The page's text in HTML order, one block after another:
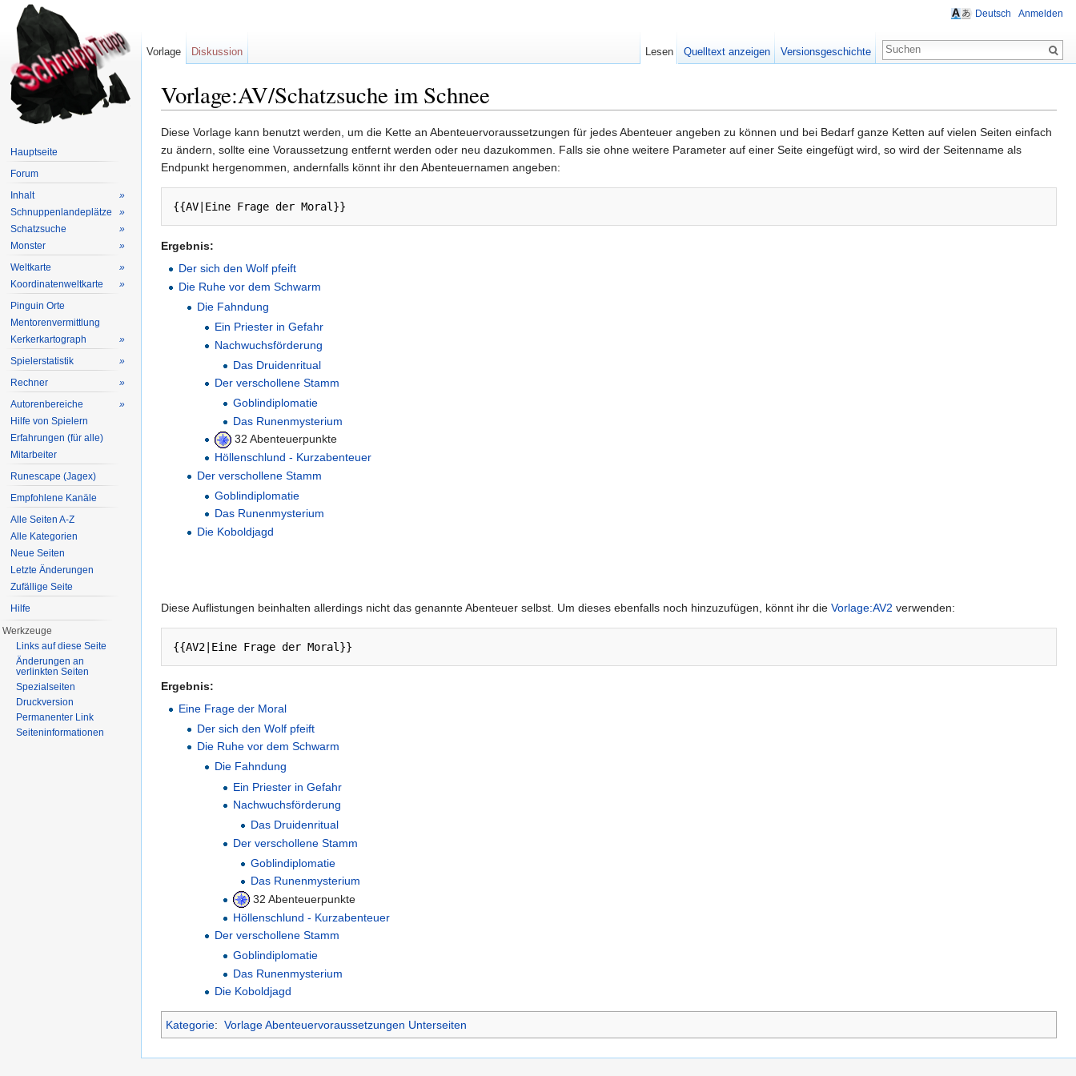
Vorlage:AV/Schatzsuche im Schnee
Diese Vorlage kann benutzt werden, um die Kette an Abenteuervoraussetzungen für jedes Abenteuer angeben zu können und bei Bedarf ganze Ketten auf vielen Seiten einfach
zu ändern, sollte eine Voraussetzung entfernt werden oder neu dazukommen. Falls sie ohne weitere Parameter auf einer Seite eingefügt wird, so wird der Seitenname als
Endpunkt hergenommen, andernfalls könnt ihr den Abenteuernamen angeben:
{{AV|Eine Frage der Moral}}
Ergebnis:
Der sich den Wolf pfeift
Die Ruhe vor dem Schwarm
Die Fahndung
Ein Priester in Gefahr
Nachwuchsförderung
Das Druidenritual
Der verschollene Stamm
Goblindiplomatie
Das Runenmysterium
32 Abenteuerpunkte
Höllenschlund - Kurzabenteuer
Der verschollene Stamm
Goblindiplomatie
Das Runenmysterium
Die Koboldjagd
Diese Auflistungen beinhalten allerdings nicht das genannte Abenteuer selbst. Um dieses ebenfalls noch hinzuzufügen, könnt ihr die Vorlage:AV2 verwenden:
Ergebnis:
Eine Frage der Moral
Der sich den Wolf pfeift
Die Ruhe vor dem Schwarm
Die Fahndung
Ein Priester in Gefahr
Nachwuchsförderung
Das Druidenritual
Der verschollene Stamm
Goblindiplomatie
Das Runenmysterium
32 Abenteuerpunkte
Höllenschlund - Kurzabenteuer
Der verschollene Stamm
Goblindiplomatie
Das Runenmysterium
Die Koboldjagd
Kategorie: Vorlage Abenteuervoraussetzungen Unterseiten
Deutsch Anmelden
Vorlage Diskussion Lesen Quelltext anzeigen Versionsgeschichte
Hauptseite
Forum
Inhalt
»
Schnuppenlandeplätze
»
Schatzsuche
»
Monster
»
Weltkarte
»
Koordinatenweltkarte
»
Pinguin Orte
Mentorenvermittlung
Kerkerkartograph
»
Spielerstatistik
»
Rechner
»
Autorenbereiche
»
Hilfe von Spielern
Erfahrungen (für alle)
Mitarbeiter
Runescape (Jagex)
Empfohlene Kanäle
Alle Seiten A-Z
Alle Kategorien
Neue Seiten
Letzte Änderungen
Zufällige Seite
Hilfe
Werkzeuge
Links auf diese Seite
Änderungen an
verlinkten Seiten
Spezialseiten
Druckversion
Permanenter Link
Seiteninformationen